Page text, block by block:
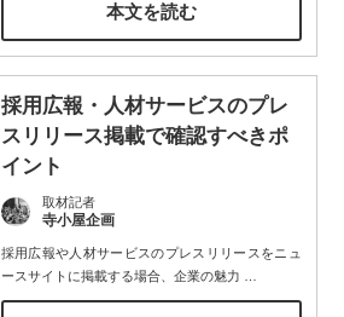
本文を読む
採用広報・人材サービスのプレ
スリリース掲載で確認すべきポ
イント
取材記者
寺小屋企画
採用広報や人材サービスのプレスリリースをニュ
ースサイトに掲載する場合、企業の魅力